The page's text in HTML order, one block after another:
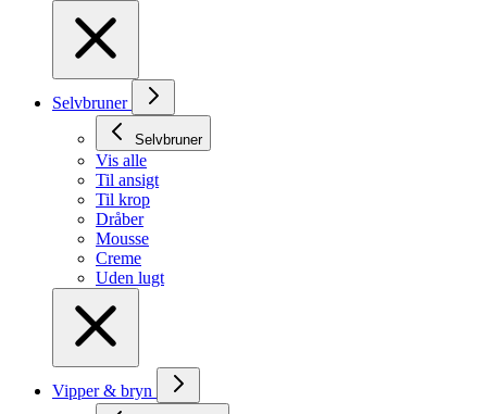
Selvbruner
Selvbruner
Vis alle
Til ansigt
Til krop
Dråber
Mousse
Creme
Uden lugt
Vipper & bryn